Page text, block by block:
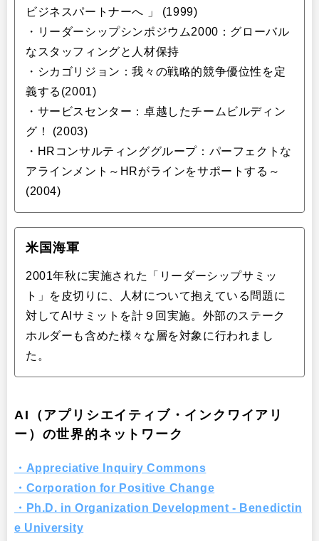
ビジネスパートナーへ 」 (1999)
・リーダーシップシンポジウム2000：グローバル
なスタッフィングと人材保持
・シカゴリジョン：我々の戦略的競争優位性を定
義する(2001)
・サービスセンター：卓越したチームビルディン
グ！ (2003)
・HRコンサルティンググループ：パーフェクトな
アラインメント～HRがラインをサポートする～
(2004)
米国海軍
2001年秋に実施された「リーダーシップサミッ
ト」を皮切りに、人材について抱えている問題に
対してAIサミットを計９回実施。外部のステーク
ホルダーも含めた様々な層を対象に行われまし
た。
AI（アプリシエイティブ・インクワイアリ
ー）の世界的ネットワーク
・Appreciative Inquiry Commons
・Corporation for Positive Change
・Ph.D. in Organization Development - Benedictin
e University